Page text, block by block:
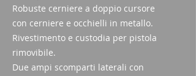
Robuste cerniere a doppio cursore
con cerniere e occhielli in metallo.
Rivestimento e custodia per pistola
rimovibile.
Due ampi scomparti laterali con